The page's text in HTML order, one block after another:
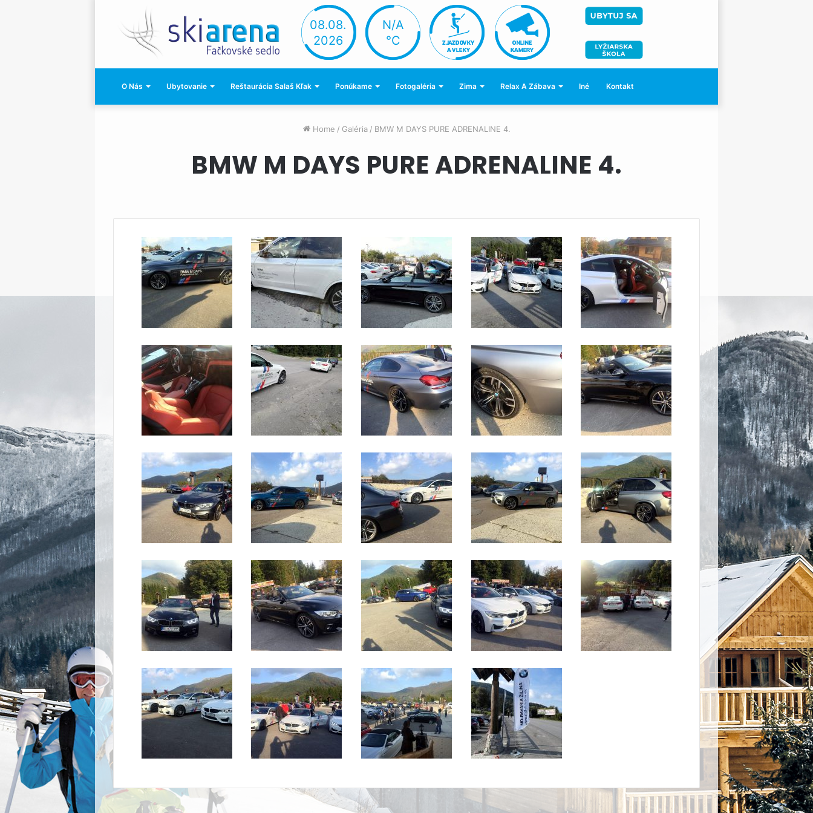
08.08.
2026
N/A
°C
O Nás Ubytovanie Reštaurácia Salaš Kľak Ponúkame Fotogaléria Zima Relax A Zábava Iné Kontakt
Home / Galéria / BMW M DAYS PURE ADRENALINE 4.
BMW M DAYS PURE ADRENALINE 4.